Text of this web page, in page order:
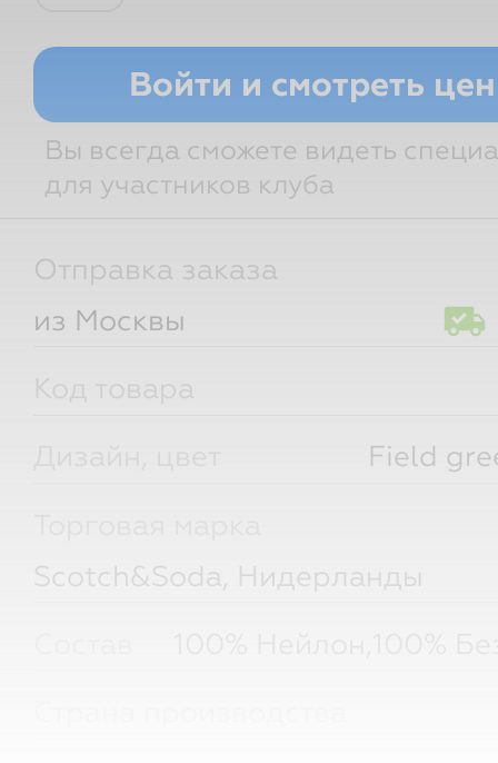
Грудь Талия Бедра
Войти и смотреть
Вы всегда сможете видеть
для участников клуба
Отправка заказа
из Москвы
Field
Scotch&Soda, Нидерланды